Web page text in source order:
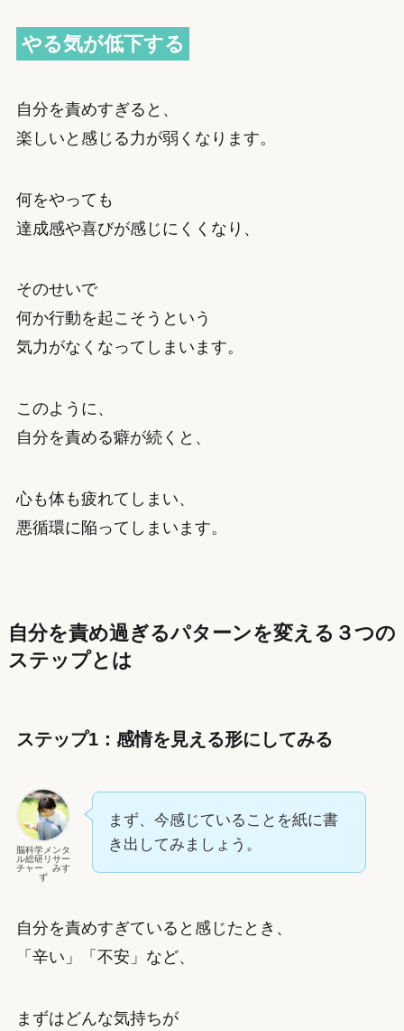
やる気が低下する
自分を責めすぎると、
楽しいと感じる力が弱くなります。
何をやっても
達成感や喜びが感じにくくなり、
そのせいで
何か行動を起こそうという
気力がなくなってしまいます。
このように、
自分を責める癖が続くと、
心も体も疲れてしまい、
悪循環に陥ってしまいます。
自分を責め過ぎるパターンを変える３つの
ステップとは
ステップ1：感情を見える形にしてみる
脳科学メンタ
ル総研リサー
チャー みす
ず
まず、今感じていることを紙に書
き出してみましょう。
自分を責めすぎていると感じたとき、
「辛い」「不安」など、
まずはどんな気持ちが